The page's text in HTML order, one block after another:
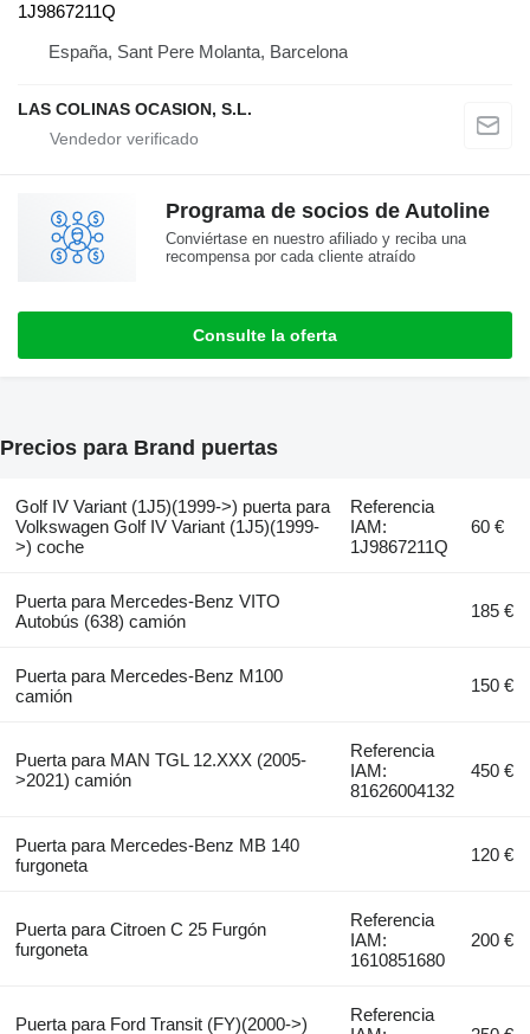
1J9867211Q
España, Sant Pere Molanta, Barcelona
LAS COLINAS OCASION, S.L.
Programa de socios de Autoline
Conviértase en nuestro afiliado y reciba una
recompensa por cada cliente atraído
Consulte la oferta
Precios para Brand puertas
Golf IV Variant (1J5)(1999->) puerta para
Volkswagen Golf IV Variant (1J5)(1999-
>) coche
Referencia
IAM:
1J9867211Q
60 €
Puerta para Mercedes-Benz VITO
Autobús (638) camión
185 €
Puerta para Mercedes-Benz M100
camión
150 €
Puerta para MAN TGL 12.XXX (2005-
>2021) camión
Referencia
IAM:
81626004132
450 €
Puerta para Mercedes-Benz MB 140
furgoneta
120 €
Puerta para Citroen C 25 Furgón
furgoneta
Referencia
IAM:
1610851680
200 €
Puerta para Ford Transit (FY)(2000->)
Referencia